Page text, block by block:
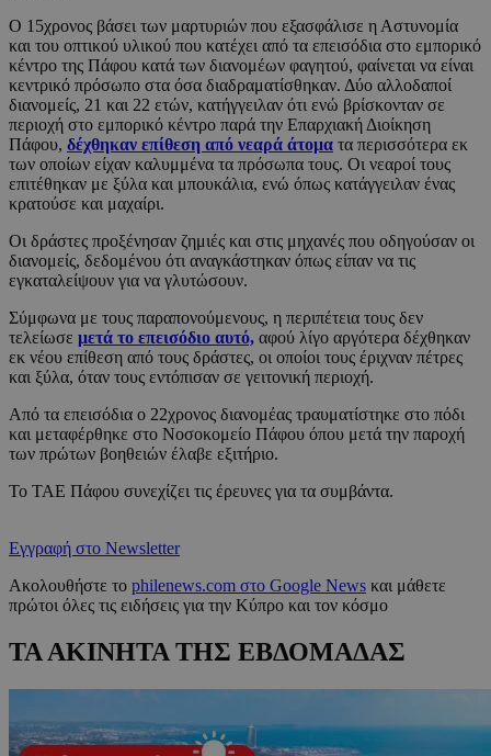
Ο 15χρονος βάσει των μαρτυριών που εξασφάλισε η Αστυνομία
και του οπτικού υλικού που κατέχει από τα επεισόδια στο εμπορικό
κέντρο της Πάφου κατά των διανομέων φαγητού, φαίνεται να είναι
κεντρικό πρόσωπο στα όσα διαδραματίσθηκαν. Δύο αλλοδαποί
διανομείς, 21 και 22 ετών, κατήγγειλαν ότι ενώ βρίσκονταν σε
περιοχή στο εμπορικό κέντρο παρά την Επαρχιακή Διοίκηση
Πάφου, δέχθηκαν επίθεση από νεαρά άτομα τα περισσότερα εκ
των οποίων είχαν καλυμμένα τα πρόσωπα τους. Οι νεαροί τους
επιτέθηκαν με ξύλα και μπουκάλια, ενώ όπως κατάγγειλαν ένας
κρατούσε και μαχαίρι.
Οι δράστες προξένησαν ζημιές και στις μηχανές που οδηγούσαν οι
διανομείς, δεδομένου ότι αναγκάστηκαν όπως είπαν να τις
εγκαταλείψουν για να γλυτώσουν.
Σύμφωνα με τους παραπονούμενους, η περιπέτεια τους δεν
τελείωσε μετά το επεισόδιο αυτό, αφού λίγο αργότερα δέχθηκαν
εκ νέου επίθεση από τους δράστες, οι οποίοι τους έριχναν πέτρες
και ξύλα, όταν τους εντόπισαν σε γειτονική περιοχή.
Από τα επεισόδια ο 22χρονος διανομέας τραυματίστηκε στο πόδι
και μεταφέρθηκε στο Νοσοκομείο Πάφου όπου μετά την παροχή
των πρώτων βοηθειών έλαβε εξιτήριο.
Το ΤΑΕ Πάφου συνεχίζει τις έρευνες για τα συμβάντα.
Εγγραφή στο Newsletter
Ακολουθήστε το philenews.com στο Google News και μάθετε
πρώτοι όλες τις ειδήσεις για την Κύπρο και τον κόσμο
ΤΑ ΑΚΙΝΗΤΑ ΤΗΣ ΕΒΔΟΜΑΔΑΣ